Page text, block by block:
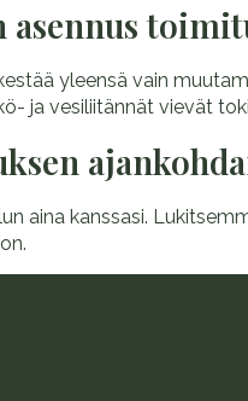
yleensä vain
ja vesiliitännät vievät
aina kanssasi.